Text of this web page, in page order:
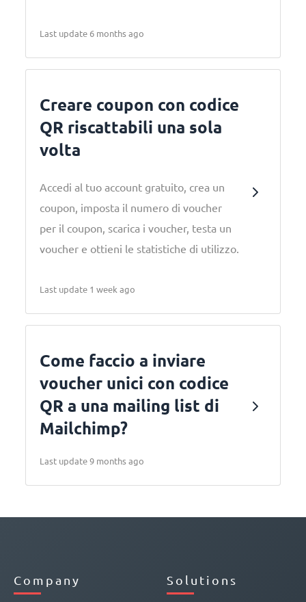
Last update 6 months ago
Creare coupon con codice
QR riscattabili una sola
volta
Accedi al tuo account gratuito, crea un
coupon, imposta il numero di voucher
per il coupon, scarica i voucher, testa un
voucher e ottieni le statistiche di utilizzo.
Last update 1 week ago
Come faccio a inviare
voucher unici con codice
QR a una mailing list di
Mailchimp?
Last update 9 months ago
Company Solutions